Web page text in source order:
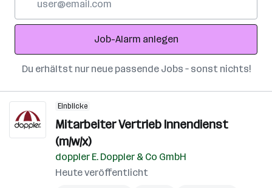
Adresse
Job-Alarm anlegen
Du erhältst nur neue passende Jobs – sonst nichts!
Einblicke
Mitarbeiter Vertrieb Innendienst
(m/w/x)
doppler E. Doppler & Co GmbH
Heute veröffentlicht